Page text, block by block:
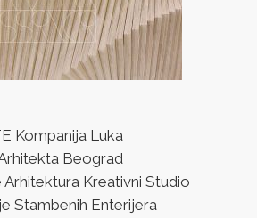
Kompanija Luka
Beograd
Kreativni Studio
Stambenih Enterijera